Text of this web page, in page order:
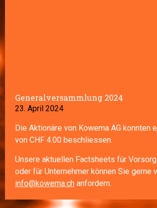
Generalversammlung 2024
23. April 2024
Die Aktionäre von Kowema AG konnten
von CHF 4.00 beschliessen.
Unsere aktuellen Factsheets für
oder für Unternehmer können Sie gerne
info@kowema.ch anfordern.